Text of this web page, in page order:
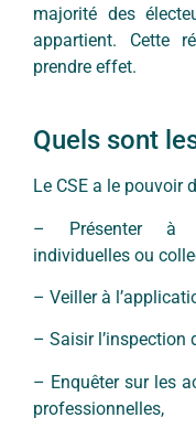
majorité des
appartient. Cette
prendre effet.
Quels sont
Le CSE a le pouvoir
– Présenter à
individuelles ou
– Veiller à
– Saisir l’inspection
– Enquêter sur les
professionnelles,